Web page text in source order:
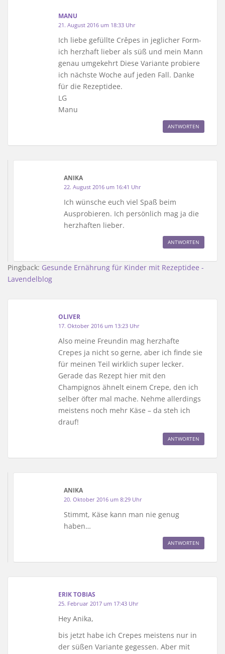
MANU
21. August 2016 um 18:33 Uhr
Ich liebe gefüllte Crêpes in jeglicher Form-
ich herzhaft lieber als süß und mein Mann
genau umgekehrt Diese Variante probiere
ich nächste Woche auf jeden Fall. Danke
für die Rezeptidee.
LG
Manu
ANTWORTEN
ANIKA
22. August 2016 um 16:41 Uhr
Ich wünsche euch viel Spaß beim
Ausprobieren. Ich persönlich mag ja die
herzhaften lieber.
ANTWORTEN
Pingback: Gesunde Ernährung für Kinder mit Rezeptidee -
Lavendelblog
OLIVER
17. Oktober 2016 um 13:23 Uhr
Also meine Freundin mag herzhafte
Crepes ja nicht so gerne, aber ich finde sie
für meinen Teil wirklich super lecker.
Gerade das Rezept hier mit den
Champignos ähnelt einem Crepe, den ich
selber öfter mal mache. Nehme allerdings
meistens noch mehr Käse – da steh ich
drauf!
ANTWORTEN
ANIKA
20. Oktober 2016 um 8:29 Uhr
Stimmt, Käse kann man nie genug
haben…
ANTWORTEN
ERIK TOBIAS
25. Februar 2017 um 17:43 Uhr
Hey Anika,
bis jetzt habe ich Crepes meistens nur in
der süßen Variante gegessen. Aber mit